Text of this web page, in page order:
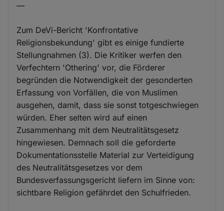
—
Zum DeVi-Bericht 'Konfrontative
Religionsbekundung' gibt es einige fundierte
Stellungnahmen (3). Die Kritiker werfen den
Verfechtern 'Othering' vor, die Förderer
begründen die Notwendigkeit der gesonderten
Erfassung von Vorfällen, die von Muslimen
ausgehen, damit, dass sie sonst totgeschwiegen
würden. Eher selten wird auf einen
Zusammenhang mit dem Neutralitätsgesetz
hingewiesen. Demnach soll die geforderte
Dokumentationsstelle Material zur Verteidigung
des Neutralitätsgesetzes vor dem
Bundesverfassungsgericht liefern im Sinne von:
sichtbare Religion gefährdet den Schulfrieden.